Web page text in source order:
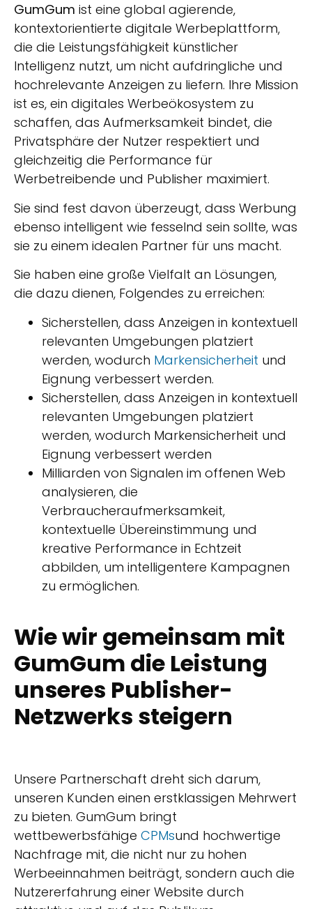
GumGum ist eine global agierende,
kontextorientierte digitale Werbeplattform,
die die Leistungsfähigkeit künstlicher
Intelligenz nutzt, um nicht aufdringliche und
hochrelevante Anzeigen zu liefern. Ihre Mission
ist es, ein digitales Werbeökosystem zu
schaffen, das Aufmerksamkeit bindet, die
Privatsphäre der Nutzer respektiert und
gleichzeitig die Performance für
Werbetreibende und Publisher maximiert.
Sie sind fest davon überzeugt, dass Werbung
ebenso intelligent wie fesselnd sein sollte, was
sie zu einem idealen Partner für uns macht.
Sie haben eine große Vielfalt an Lösungen,
die dazu dienen, Folgendes zu erreichen:
Sicherstellen, dass Anzeigen in kontextuell
relevanten Umgebungen platziert
werden, wodurch Markensicherheit und
Eignung verbessert werden.
Sicherstellen, dass Anzeigen in kontextuell
relevanten Umgebungen platziert
werden, wodurch Markensicherheit und
Eignung verbessert werden
Milliarden von Signalen im offenen Web
analysieren, die
Verbraucheraufmerksamkeit,
kontextuelle Übereinstimmung und
kreative Performance in Echtzeit
abbilden, um intelligentere Kampagnen
zu ermöglichen.
Wie wir gemeinsam mit
GumGum die Leistung
unseres Publisher-
Netzwerks steigern
Unsere Partnerschaft dreht sich darum,
unseren Kunden einen erstklassigen Mehrwert
zu bieten. GumGum bringt
wettbewerbsfähige CPMsund hochwertige
Nachfrage mit, die nicht nur zu hohen
Werbeeinnahmen beiträgt, sondern auch die
Nutzererfahrung einer Website durch